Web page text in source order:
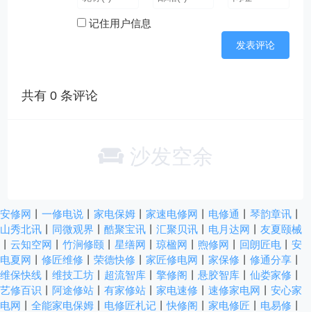
记住用户信息
共有0 条评论
沙发空余
安修网 一修电说 家电保姆 家速电修网 电修通 琴韵章讯
山秀北讯
同微观界 酷聚宝讯 汇聚贝讯 电月达网
友夏颐械
云知空网 竹涧修颐 星缮网 琼楹网 煦修网 回朗匠电
安
电夏网
修匠维修 荣德快修 家匠修电网 家保修 修通分享
维保快线
维技工坊 超流智库 擎修阁 悬胶智库 仙娄家修
艺修百识
阿途修站 有家修站 家电速修 速修家电网
安心家
电网
全能家电保姆 电修匠札记 丨快修阁 家电修匠 电易修